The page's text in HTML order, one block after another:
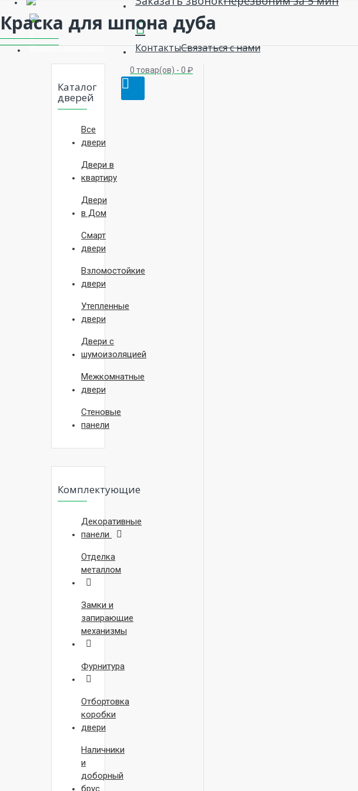
Вызвать замерщика КонтактыСвязаться с нами
0 товар(ов) - 0 ₽
Краска для шпона дуба
Каталог
дверей
Все
двери
Двери в
квартиру
Двери
в Дом
Смарт
двери
Взломостойкие
двери
Утепленные
двери
Двери с
шумоизоляцией
Межкомнатные
двери
Стеновые
панели
Комплектующие
Декоративные
панели
Отделка
металлом
Замки и
запирающие
механизмы
Фурнитура
Отбортовка
коробки
двери
Наличники
и
доборный
брус